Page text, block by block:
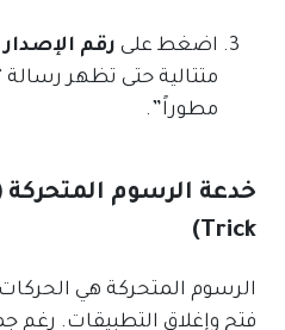
اضغط على رقم الإصدار
متتالية حتى تظهر
مطوراً”.
Trick)
الرسوم المتحركة هي الحركات
فتح وإغلاق التطبيقات. رغم